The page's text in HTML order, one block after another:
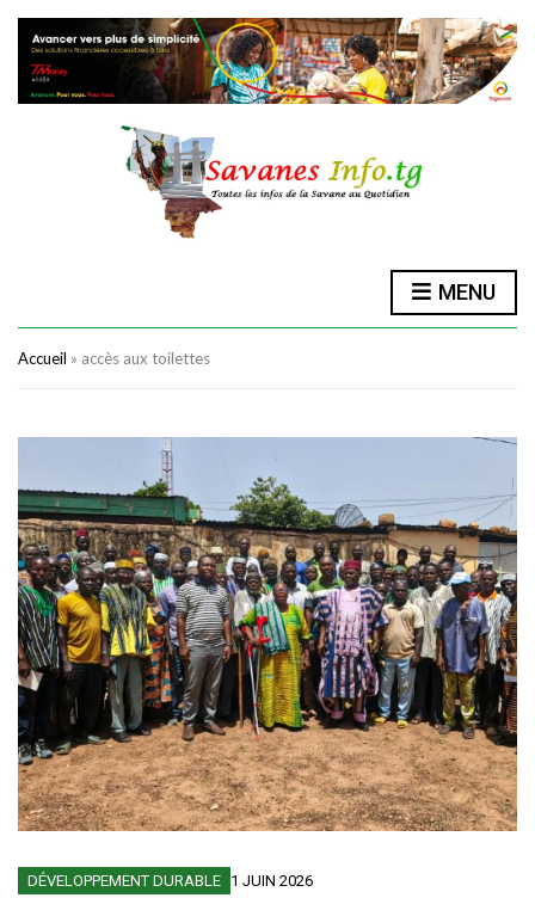
MENU
Accueil » accès aux toilettes
DÉVELOPPEMENT DURABLE 1 JUIN 2026